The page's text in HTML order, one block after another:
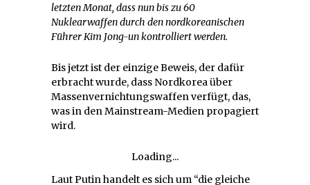
letzten Monat, dass nun bis zu 60
Nuklearwaffen durch den nordkoreanischen
Führer Kim Jong-un kontrolliert werden.
Bis jetzt ist der einzige Beweis, der dafür
erbracht wurde, dass Nordkorea über
Massenvernichtungswaffen verfügt, das,
was in den Mainstream-Medien propagiert
wird.
Loading...
Laut Putin handelt es sich um “die gleiche